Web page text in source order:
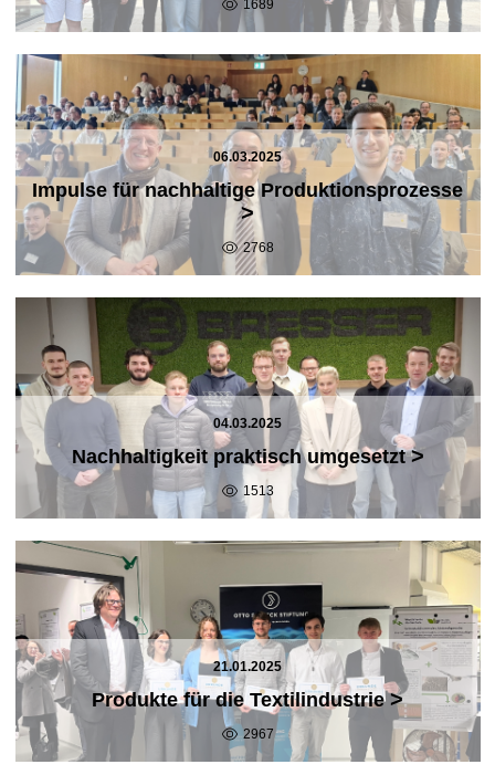
1689
06.03.2025
Impulse für nachhaltige Produktionsprozesse
>
2768
04.03.2025
Nachhaltigkeit praktisch umgesetzt>
1513
21.01.2025
Produkte für die Textilindustrie>
2967